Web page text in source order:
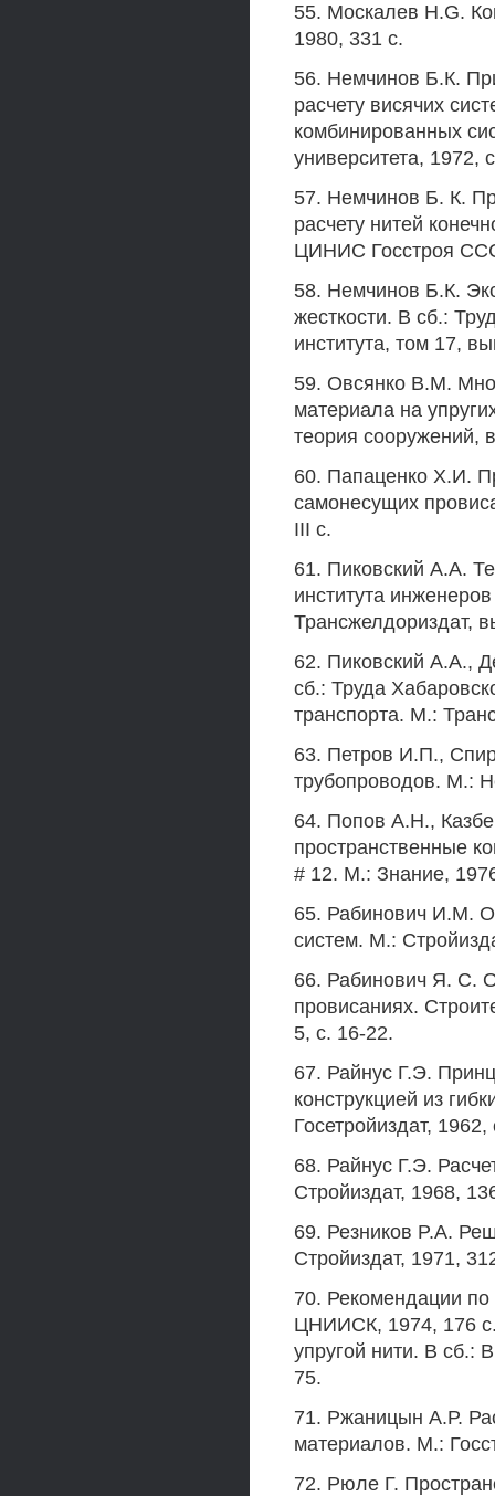
55. Москалев H.G.
1980, 331 с.
56. Немчинов Б.К.
расчету висячих
комбинированных
университета, 1972,
57. Немчинов Б. К.
расчету нитей
ЦИНИС Госстроя
58. Немчинов Б.К.
жесткости. В сб.:
института, том 17,
59. Овсянко В.М.
материала на
теория сооружений,
60. Папаценко Х.И.
самонесущих
III с.
61. Пиковский A.A.
института
Трансжелдориздат,
62. Пиковский A.A.,
сб.: Труда
транспорта. М.:
63. Петров И.П.,
трубопроводов. М.:
64. Попов А.Н.,
пространственные
# 12. М.: Знание,
65. Рабинович И.М.
систем. М.:
66. Рабинович Я. С. О
провисаниях.
5, с. 16-22.
67. Райнус Г.Э.
конструкцией из
Госетройиздат,
68. Райнус Г.Э.
Стройиздат, 1968,
69. Резников P.A.
Стройиздат, 1971,
70. Рекомендации по
ЦНИИСК, 1974, 176
упругой нити. В сб.:
75.
71. Ржаницын А.Р.
материалов. М.:
72. Рюле Г.